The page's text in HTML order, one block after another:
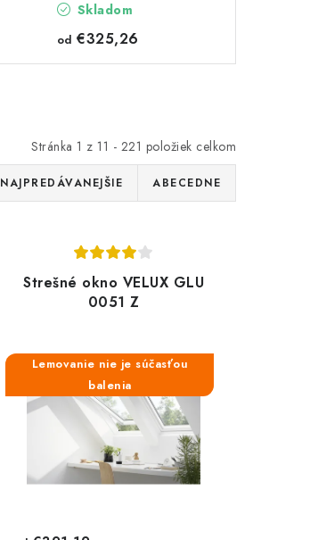
Skladom
od €325,26
Stránka 1 z 11 - 221 položiek celkom
NAJPREDÁVANEJŠIE ABECEDNE
Strešné okno VELUX GLU
0051 Z
Lemovanie nie je súčasťou
balenia